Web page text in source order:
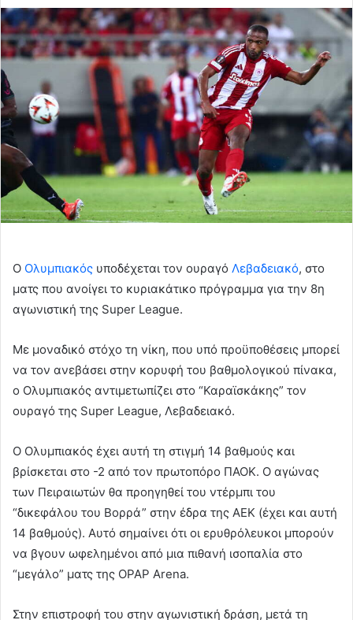
email
Ο Ολυμπιακός υποδέχεται τον ουραγό Λεβαδειακό, στο
ματς που ανοίγει το κυριακάτικο πρόγραμμα για την 8η
αγωνιστική της Super League.
Με μοναδικό στόχο τη νίκη, που υπό προϋποθέσεις μπορεί
να τον ανεβάσει στην κορυφή του βαθμολογικού πίνακα,
ο Ολυμπιακός αντιμετωπίζει στο “Καραϊσκάκης” τον
ουραγό της Super League, Λεβαδειακό.
Ο Ολυμπιακός έχει αυτή τη στιγμή 14 βαθμούς και
βρίσκεται στο -2 από τον πρωτοπόρο ΠΑΟΚ. Ο αγώνας
των Πειραιωτών θα προηγηθεί του ντέρμπι του
“δικεφάλου του Βορρά” στην έδρα της ΑΕΚ (έχει και αυτή
14 βαθμούς). Αυτό σημαίνει ότι οι ερυθρόλευκοι μπορούν
να βγουν ωφελημένοι από μια πιθανή ισοπαλία στο
“μεγάλο” ματς της OPAP Arena.
Στην επιστροφή του στην αγωνιστική δράση, μετά τη